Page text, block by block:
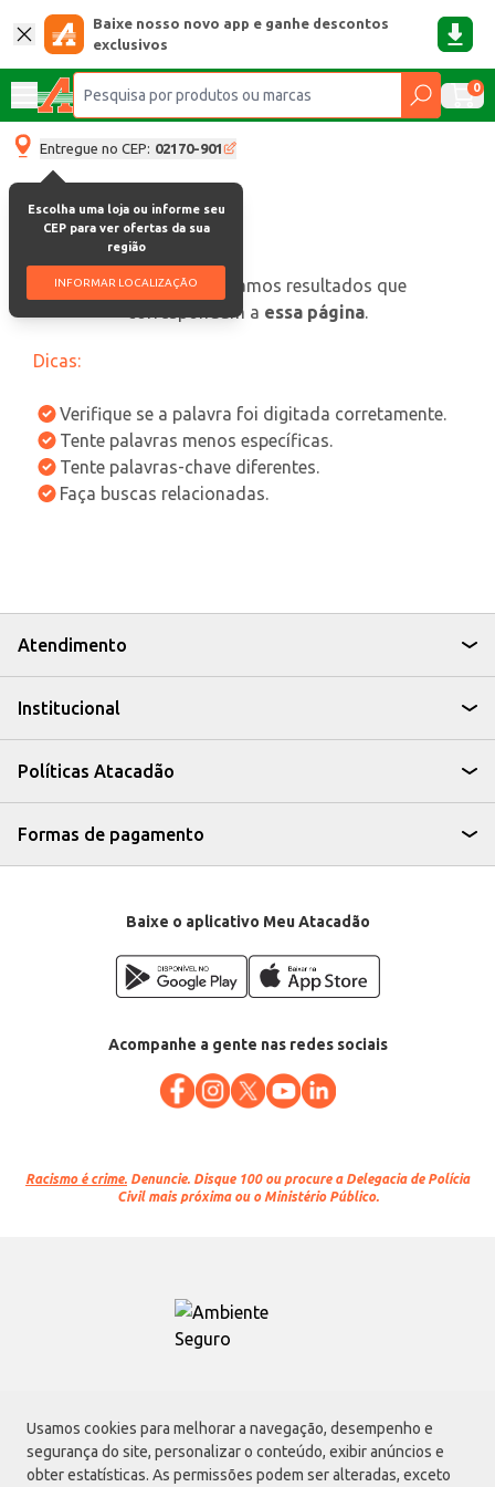
Usamos cookies para melhorar a navegação, desempenho e
segurança do site, personalizar o conteúdo, exibir anúncios e
obter estatísticas. As permissões podem ser alteradas, exceto
Baixe nosso novo app e ganhe descontos
exclusivos
0
Entregue no CEP: 02170-901
Escolha uma loja ou informe seu
CEP para ver ofertas da sua
região
INFORMAR LOCALIZAÇÃO
oops, não encontramos resultados que
correspondam a essa página.
Dicas:
Verifique se a palavra foi digitada corretamente.
Tente palavras menos específicas.
Tente palavras-chave diferentes.
Faça buscas relacionadas.
Atendimento
Institucional
Políticas Atacadão
Formas de pagamento
Baixe o aplicativo Meu Atacadão
Acompanhe a gente nas redes sociais
Racismo é crime. Denuncie. Disque 100 ou procure a Delegacia de Polícia
Civil mais próxima ou o Ministério Público.
Atacadão S.A.
Avenida Morvan Dias de Figueiredo, 6169, Vila Maria, São Paulo - SP | CEP
02170-901 | CNPJ: 75.315.333/0001-09